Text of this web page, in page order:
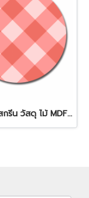
ที่รองแก้วสกรีน วัสดุ ไม้ MDF Pink checked